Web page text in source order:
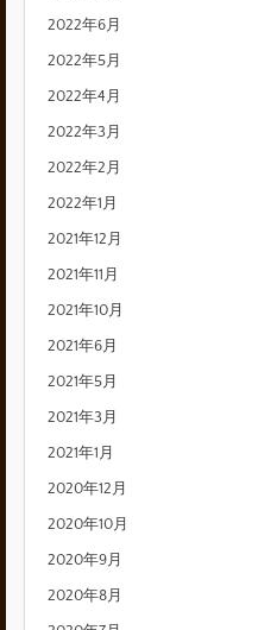
2022年6月
2022年5月
2022年4月
2022年3月
2022年2月
2022年1月
2021年12月
2021年11月
2021年10月
2021年6月
2021年5月
2021年3月
2021年1月
2020年12月
2020年10月
2020年9月
2020年8月